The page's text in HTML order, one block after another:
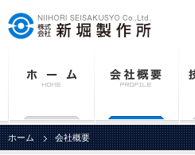
ホーム 会社概要